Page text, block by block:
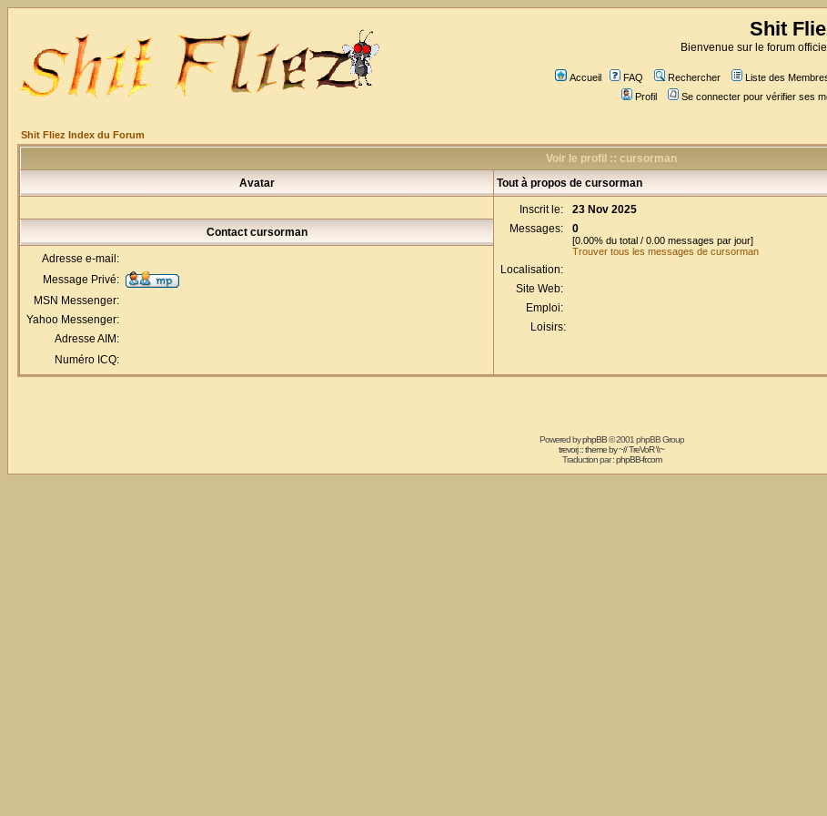
Shit
Bienvenue sur le forum
Accueil FAQ Rechercher Liste des
Profil
Se connecter pour vérifier ses
Shit Fliez Index du Forum
Voir le profil :: cursorman
Avatar
Tout à propos de cursorman
Inscrit le:
23 Nov 2025
Messages:
0
[0.00% du total / 0.00 messages par jour]
Trouver tous les messages de cursorman
Localisation:
Site Web:
Emploi:
Loisirs:
Contact cursorman
Adresse e-mail:
Message Privé:
MSN Messenger:
Yahoo Messenger:
Adresse AIM:
Numéro ICQ:
Powered byphpBB© 2001 phpBB Group
trevorj :: theme by ~// TreVoR \\~
Traduction par :phpBB-fr.com